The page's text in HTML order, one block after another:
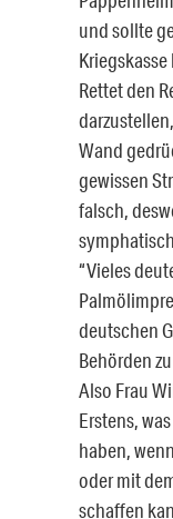
und sollte
Kriegskasse
Rettet den
Wand
gewissen
falsch,
“Vieles
deutschen
Behörden
Also Frau
Erstens,
haben,
oder mit
schaffen